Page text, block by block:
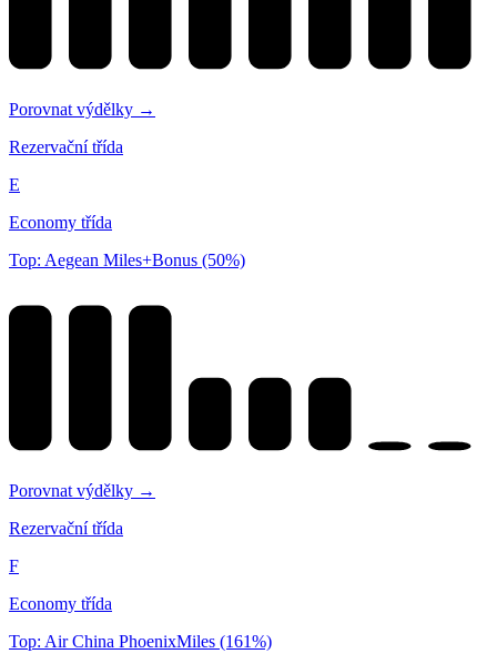
Porovnat výdělky →
Rezervační třída
E
Economy třída
Top: Aegean Miles+Bonus (50%)
Porovnat výdělky →
Rezervační třída
F
Economy třída
Top: Air China PhoenixMiles (161%)